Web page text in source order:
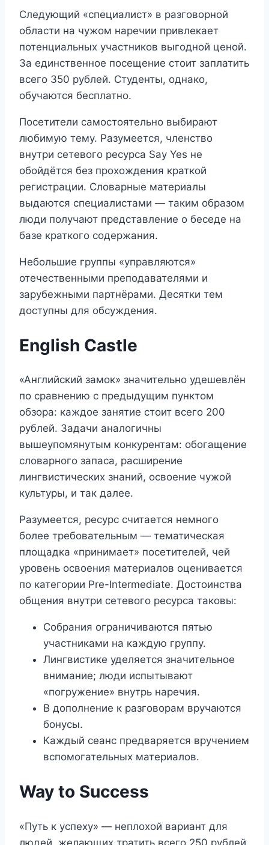
Следующий «специалист» в разговорной
области на чужом наречии привлекает
потенциальных участников выгодной ценой.
За единственное посещение стоит заплатить
всего 350 рублей. Студенты, однако,
обучаются бесплатно.
Посетители самостоятельно выбирают
любимую тему. Разумеется, членство
внутри сетевого ресурса Say Yes не
обойдётся без прохождения краткой
регистрации. Словарные материалы
выдаются специалистами — таким образом
люди получают представление о беседе на
базе краткого содержания.
Небольшие группы «управляются»
отечественными преподавателями и
зарубежными партнёрами. Десятки тем
доступны для обсуждения.
English Castle
«Английский замок» значительно удешевлён
по сравнению с предыдущим пунктом
обзора: каждое занятие стоит всего 200
рублей. Задачи аналогичны
вышеупомянутым конкурентам: обогащение
словарного запаса, расширение
лингвистических знаний, освоение чужой
культуры, и так далее.
Разумеется, ресурс считается немного
более требовательным — тематическая
площадка «принимает» посетителей, чей
уровень освоения материалов оценивается
по категории Pre-Intermediate. Достоинства
общения внутри сетевого ресурса таковы:
Собрания ограничиваются пятью
участниками на каждую группу.
Лингвистике уделяется значительное
внимание; люди испытывают
«погружение» внутрь наречия.
В дополнение к разговорам вручаются
бонусы.
Каждый сеанс предваряется вручением
вспомогательных материалов.
Way to Success
«Путь к успеху» — неплохой вариант для
людей, желающих тратить всего 250 рублей